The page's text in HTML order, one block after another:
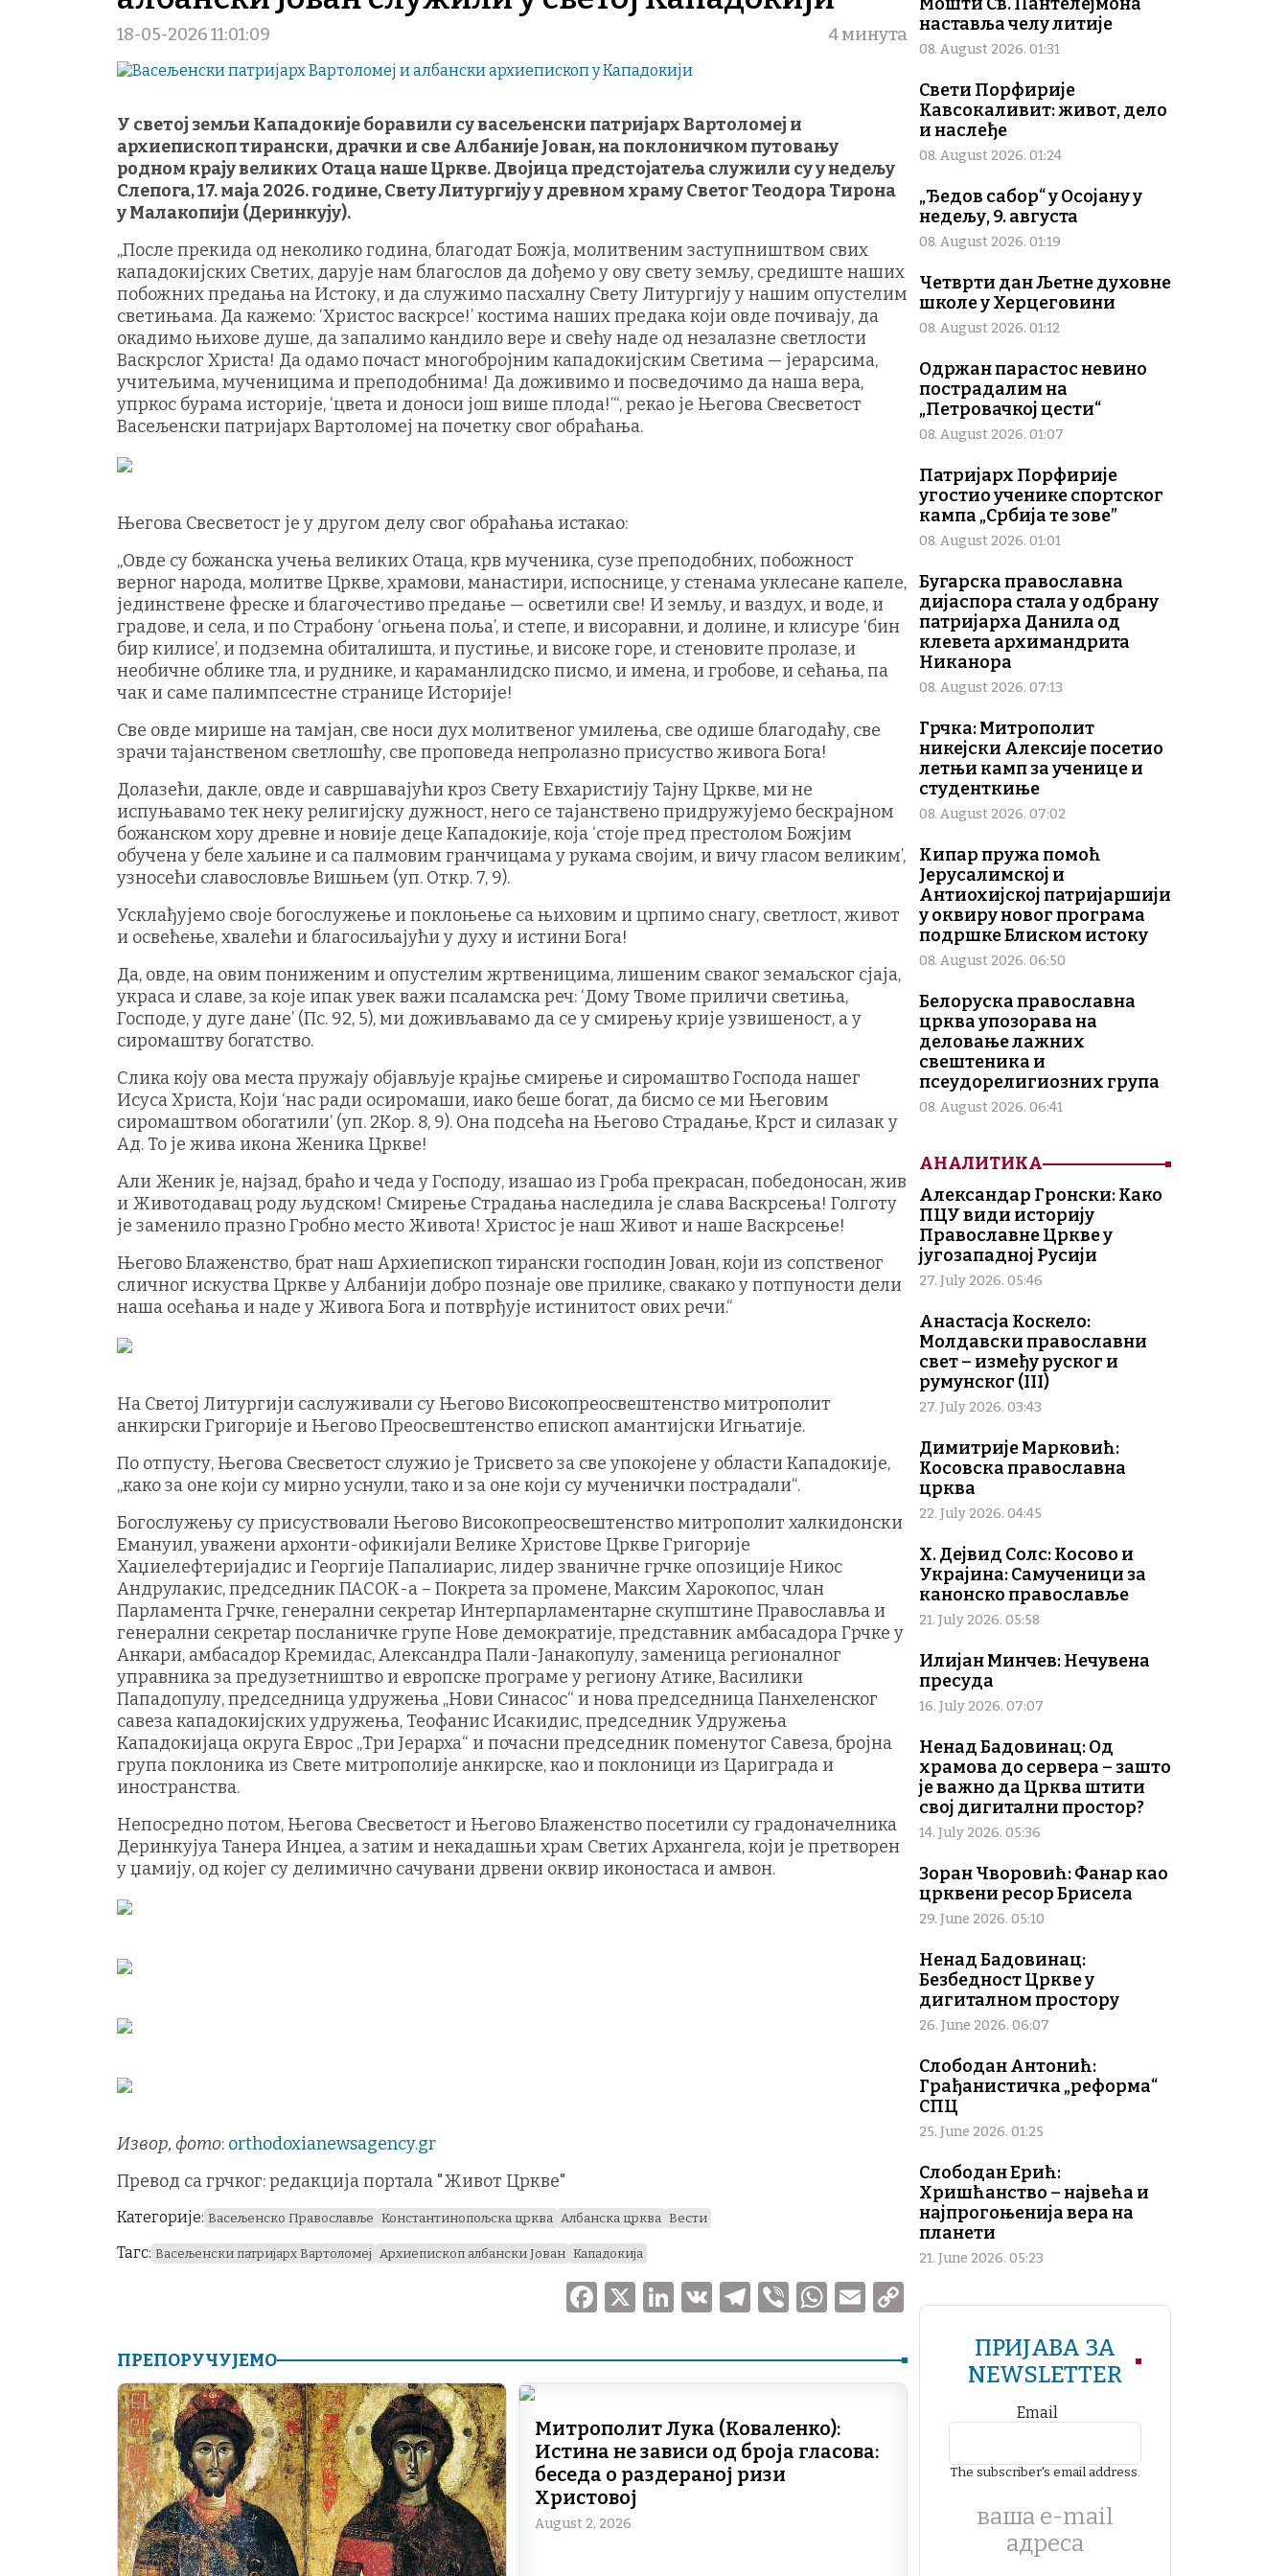
18-05-2026 11:01:09 4 минута
У светој земљи Кападокије боравили су васељенски патријарх Вартоломеј и
архиепископ тирански, драчки и све Албаније Јован, на поклоничком путовању
родном крају великих Отаца наше Цркве. Двојица предстојатеља служили су у недељу
Слепога, 17. маја 2026. године, Свету Литургију у древном храму Светог Теодора Тирона
у Малакопији (Деринкују).
„После прекида од неколико година, благодат Божја, молитвеним заступништвом свих
кападокијских Светих, дарује нам благослов да дођемо у ову свету земљу, средиште наших
побожних предања на Истоку, и да служимо пасхалну Свету Литургију у нашим опустелим
светињама. Да кажемо: ‘Христос васкрсе!’ костима наших предака који овде почивају, да
окадимо њихове душе, да запалимо кандило вере и свећу наде од незалазне светлости
Васкрслог Христа! Да одамо почаст многобројним кападокијским Светима — јерарсима,
учитељима, мученицима и преподобнима! Да доживимо и посведочимо да наша вера,
упркос бурама историје, ‘цвета и доноси још више плода!’“, рекао је Његова Свесветост
Васељенски патријарх Вартоломеј на почетку свог обраћања.
Његова Свесветост је у другом делу свог обраћања истакао:
„Овде су божанска учења великих Отаца, крв мученика, сузе преподобних, побожност
верног народа, молитве Цркве, храмови, манастири, испоснице, у стенама уклесане капеле,
јединствене фреске и благочестиво предање — осветили све! И земљу, и ваздух, и воде, и
градове, и села, и по Страбону ‘огњена поља’, и степе, и висоравни, и долине, и клисуре ‘бин
бир килисе’, и подземна обиталишта, и пустиње, и високе горе, и стеновите пролазе, и
необичне облике тла, и руднике, и караманлидско писмо, и имена, и гробове, и сећања, па
чак и саме палимпсестне странице Историје!
Све овде мирише на тамјан, све носи дух молитвеног умилења, све одише благодаћу, све
зрачи тајанственом светлошћу, све проповеда непролазно присуство живога Бога!
Долазећи, дакле, овде и савршавајући кроз Свету Евхаристију Тајну Цркве, ми не
испуњавамо тек неку религијску дужност, него се тајанствено придружујемо бескрајном
божанском хору древне и новије деце Кападокије, која ‘стоје пред престолом Божјим
обучена у беле хаљине и са палмовим гранчицама у рукама својим, и вичу гласом великим’,
узносећи славословље Вишњем (уп. Откр. 7, 9).
Усклађујемо своје богослужење и поклоњење са њиховим и црпимо снагу, светлост, живот
и освећење, хвалећи и благосиљајући у духу и истини Бога!
Да, овде, на овим пониженим и опустелим жртвеницима, лишеним сваког земаљског сјаја,
украса и славе, за које ипак увек важи псаламска реч: ‘Дому Твоме приличи светиња,
Господе, у дуге дане’ (Пс. 92, 5), ми доживљавамо да се у смирењу крије узвишеност, а у
сиромаштву богатство.
Слика коју ова места пружају објављује крајње смирење и сиромаштво Господа нашег
Исуса Христа, Који ‘нас ради осиромаши, иако беше богат, да бисмо се ми Његовим
сиромаштвом обогатили’ (уп. 2Кор. 8, 9). Она подсећа на Његово Страдање, Крст и силазак у
Ад. То је жива икона Женика Цркве!
Али Женик је, најзад, браћо и чеда у Господу, изашао из Гроба прекрасан, победоносан, жив
и Животодавац роду људском! Смирење Страдања наследила је слава Васкрсења! Голготу
је заменило празно Гробно место Живота! Христос је наш Живот и наше Васкрсење!
Његово Блаженство, брат наш Архиепископ тирански господин Јован, који из сопственог
сличног искуства Цркве у Албанији добро познаје ове прилике, свакако у потпуности дели
наша осећања и наде у Живога Бога и потврђује истинитост ових речи.“
На Светој Литургији саслуживали су Његово Високопреосвештенство митрополит
анкирски Григорије и Његово Преосвештенство епископ амантијски Игњатије.
По отпусту, Његова Свесветост служио је Трисвето за све упокојене у области Кападокије,
„како за оне који су мирно уснули, тако и за оне који су мученички пострадали“.
Богослужењу су присуствовали Његово Високопреосвештенство митрополит халкидонски
Емануил, уважени архонти-офикијали Велике Христове Цркве Григорије
Хаџиелефтеријадис и Георгије Папалиарис, лидер званичне грчке опозиције Никос
Андрулакис, председник ПАСОК-а – Покрета за промене, Максим Харокопос, члан
Парламента Грчке, генерални секретар Интерпарламентарне скупштине Православља и
генерални секретар посланичке групе Нове демократије, представник амбасадора Грчке у
Анкари, амбасадор Кремидас, Александра Пали-Јанакопулу, заменица регионалног
управника за предузетништво и европске програме у региону Атике, Василики
Пападопулу, председница удружења „Нови Синасос“ и нова председница Панхеленског
савеза кападокијских удружења, Теофанис Исакидис, председник Удружења
Кападокијаца округа Еврос „Три Јерарха“ и почасни председник поменутог Савеза, бројна
група поклоника из Свете митрополије анкирске, као и поклоници из Цариграда и
иностранства.
Непосредно потом, Његова Свесветост и Његово Блаженство посетили су градоначелника
Деринкујуа Танера Инџеа, а затим и некадашњи храм Светих Архангела, који је претворен
у џамију, од којег су делимично сачувани дрвени оквир иконостаса и амвон.
Извор, фото: orthodoxianewsagency.gr
Превод са грчког: редакција портала "Живот Цркве"
Категорије: Васељенско Православље Константинопољска црква Албанска црква Вести
Тагс: Васељенски патријарх Вартоломеј Архиепископ албански Јован Кападокија
F
a
c
e
b
o
o
k
X
Li
n
k
e
dI
n
V
K
T
el
e
gr
a
m
V
ib
er
W
h
at
s
A
p
E
m
ai
l
p
y
ПРЕПОРУЧУЈЕМО
Митрополит Лука (Коваленко):
Истина не зависи од броја гласова:
беседа о раздераној ризи
Христовој
August 2, 2026
наставља челу литије
08. August 2026. 01:31
Свети Порфирије
Кавсокаливит: живот, дело
и наслеђе
08. August 2026. 01:24
„Ђедов сабор“ у Осојану у
недељу, 9. августа
08. August 2026. 01:19
Четврти дан Љетне духовне
школе у Херцеговини
08. August 2026. 01:12
Одржан парастос невино
пострадалим на
„Петровачкој цести“
08. August 2026. 01:07
Патријарх Порфирије
угостио ученике спортског
кампа „Србија те зове”
08. August 2026. 01:01
Бугарска православна
дијаспора стала у одбрану
патријарха Данила од
клевета архимандрита
Никанора
08. August 2026. 07:13
Грчка: Митрополит
никејски Алексије посетио
летњи камп за ученице и
студенткиње
08. August 2026. 07:02
Кипар пружа помоћ
Јерусалимској и
Антиохијској патријаршији
у оквиру новог програма
подршке Блиском истоку
08. August 2026. 06:50
Белоруска православна
црква упозорава на
деловање лажних
свештеника и
псеудорелигиозних група
08. August 2026. 06:41
АНАЛИТИКА
Александар Гронски: Како
ПЦУ види историју
Православне Цркве у
југозападној Русији
27. July 2026. 05:46
Анастасја Коскело:
Молдавски православни
свет – између руског и
румунског (III)
27. July 2026. 03:43
Димитрије Марковић:
Косовска православна
црква
22. July 2026. 04:45
Х. Дејвид Солс: Косово и
Украјина: Самученици за
канонско православље
21. July 2026. 05:58
Илијан Минчев: Нечувена
пресуда
16. July 2026. 07:07
Ненад Бадовинац: Од
храмова до сервера – зашто
је важно да Црква штити
свој дигитални простор?
14. July 2026. 05:36
Зоран Чворовић: Фанар као
црквени ресор Брисела
29. June 2026. 05:10
Ненад Бадовинац:
Безбедност Цркве у
дигиталном простору
26. June 2026. 06:07
Слободан Антонић:
Грађанистичка „реформа“
СПЦ
25. June 2026. 01:25
Слободан Ерић:
Хришћанство – највећа и
најпрогоњенија вера на
планети
21. June 2026. 05:23
ПРИЈАВА ЗА
NEWSLETTER
Email
The subscriber's email address.
ваша е-mail
адреса